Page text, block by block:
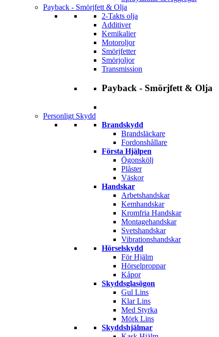
Payback - Smörjfett & Olja
2-Takts olja
Additiver
Kemikalier
Motoroljor
Smörjfetter
Smörjoljor
Transmission
Payback - Smörjfett & Olja
Personligt Skydd
Brandskydd
Brandsläckare
Fordonshållare
Första Hjälpen
Ögonskölj
Plåster
Väskor
Handskar
Arbetshandskar
Kemhandskar
Kromfria Handskar
Montagehandskar
Svetshandskar
Vibrationshandskar
Hörselskydd
För Hjälm
Hörselproppar
Kåpor
Skyddsglasögon
Gul Lins
Klar Lins
Med Styrka
Mörk Lins
Skyddshjälmar